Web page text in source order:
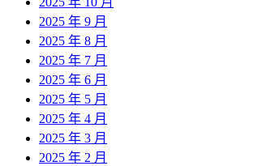
2025 年 9 月
2025 年 8 月
2025 年 7 月
2025 年 6 月
2025 年 5 月
2025 年 4 月
2025 年 3 月
2025 年 2 月